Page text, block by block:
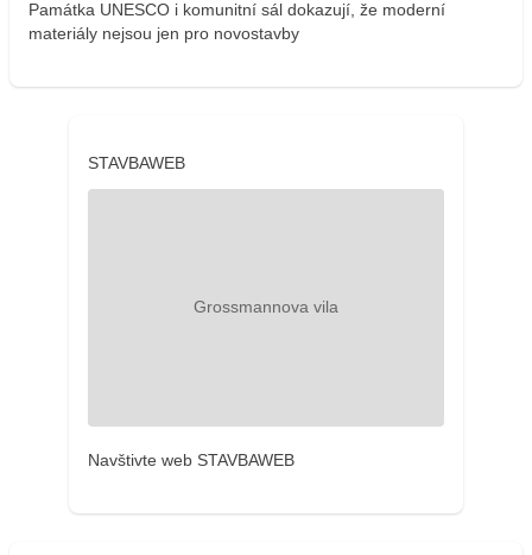
Památka UNESCO i komunitní sál dokazují, že moderní
materiály nejsou jen pro novostavby
STAVBAWEB
Navštivte web STAVBAWEB